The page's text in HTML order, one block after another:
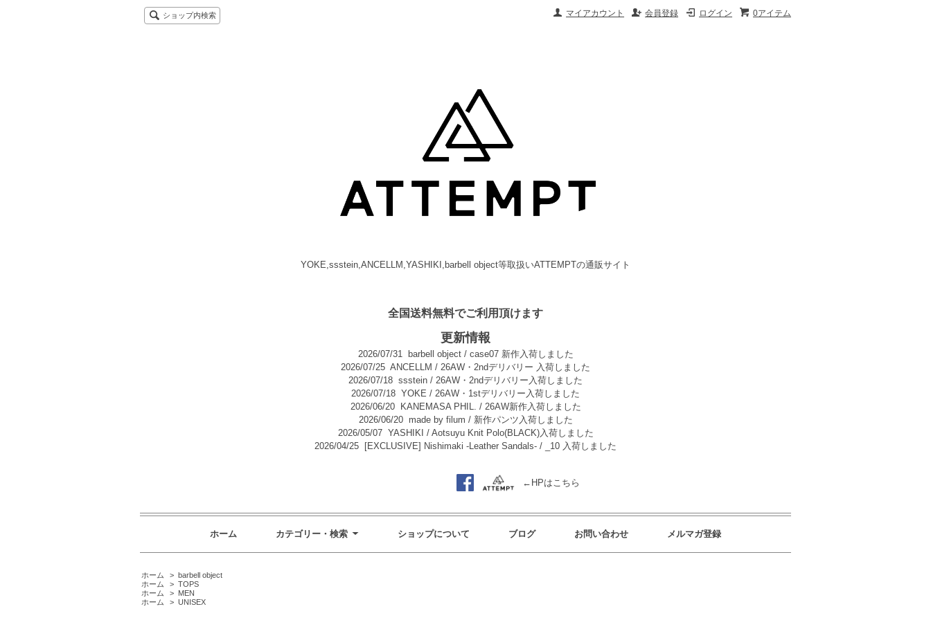
0アイテム
ログイン
会員登録
マイアカウント
ショップ内検索
YOKE,ssstein,ANCELLM,YASHIKI,barbell object等取扱いATTEMPTの通販サイト
全国送料無料でご利用頂けます
更新情報
2026/07/31
barbell object / case07 新作入荷しました
2026/07/25 ANCELLM / 26AW・2ndデリバリー 入荷しました
2026/07/18 ssstein / 26AW・2ndデリバリー入荷しました
2026/07/18 YOKE / 26AW・1stデリバリー入荷しました
2026/06/20
KANEMASA PHIL. / 26AW新作入荷しました
2026/06/20 made by filum / 新作パンツ入荷しました
2026/05/07 YASHIKI / Aotsuyu Knit Polo(BLACK)入荷しました
2026/04/25
[EXCLUSIVE] Nishimaki -Leather Sandals- / _10 入荷しました
←HPはこちら
ホーム カテゴリー・検索 ショップについて ブログ お問い合わせ メルマガ登録
ホーム > barbell object
ホーム
> TOPS
ホーム
> MEN
ホーム
> UNISEX